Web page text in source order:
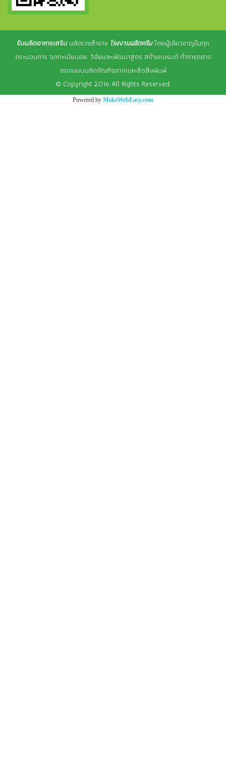
รับผลิตอาหารเสริม ผลิตเวชสำอาง โรงงานผลิตครีมโดยผู้เชี่ยวชาญในทุก
กระบวนการ จดทะเบียนอย. วิจัยและพัฒนาสูตร สร้างแบรนด์ ทำการตลาด
ออกแบบผลิตภัณฑ์ฉลากและสื่อสิ่งพิมพ์
© Copyright 2016 All Rights Reserved.
Powered by MakeWebEasy.com